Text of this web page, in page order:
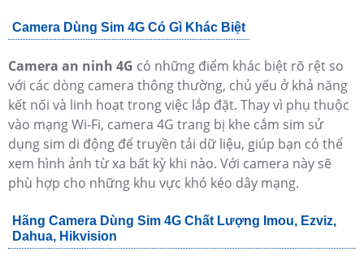
Camera Dùng Sim 4G Có Gì Khác Biệt
Camera an ninh 4G có những điểm khác biệt rõ rệt so
với các dòng camera thông thường, chủ yếu ở khả năng
kết nối và linh hoạt trong việc lắp đặt. Thay vì phụ thuộc
vào mạng Wi-Fi, camera 4G trang bị khe cắm sim sử
dụng sim di động để truyền tải dữ liệu, giúp bạn có thể
xem hình ảnh từ xa bất kỳ khi nào. Với camera này sẽ
phù hợp cho những khu vực khó kéo dây mạng.
Hãng Camera Dùng Sim 4G Chất Lượng Imou, Ezviz,
Dahua, Hikvision